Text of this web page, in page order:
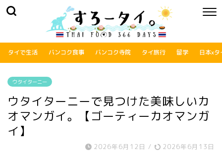
タイで生活 バンコク食事 バンコク寺院 タイ旅行 留学 日本xタ
ウタイターニー
ウタイターニーで見つけた美味しいカ
オマンガイ。【ゴーティーカオマンガ
イ】
2026年6月12日 / 2026年6月13日